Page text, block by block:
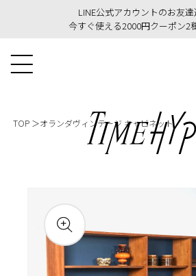
LINE公式アカウントのお友達
今すぐ使える2000円クーポン2
TOP オランダヴィンテージ キャビネット
商品情報にスキ
ップ